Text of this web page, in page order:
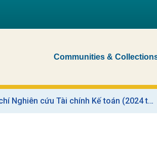
Communities &
Bài viết Tạp chí Nghiên cứu Tài chính Kế toán (2024 trở về trước)